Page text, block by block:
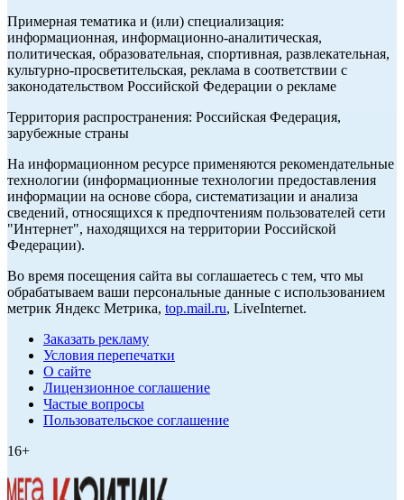
Примерная тематика и (или) специализация:
информационная, информационно-аналитическая,
политическая, образовательная, спортивная, развлекательная,
культурно-просветительская, реклама в соответствии с
законодательством Российской Федерации о рекламе
Территория распространения: Российская Федерация,
зарубежные страны
На информационном ресурсе применяются рекомендательные
технологии (информационные технологии предоставления
информации на основе сбора, систематизации и анализа
сведений, относящихся к предпочтениям пользователей сети
"Интернет", находящихся на территории Российской
Федерации).
Во время посещения сайта вы соглашаетесь с тем, что мы
обрабатываем ваши персональные данные с использованием
метрик Яндекс Метрика, top.mail.ru, LiveInternet.
Заказать рекламу
Условия перепечатки
О сайте
Лицензионное соглашение
Частые вопросы
Пользовательское соглашение
16+